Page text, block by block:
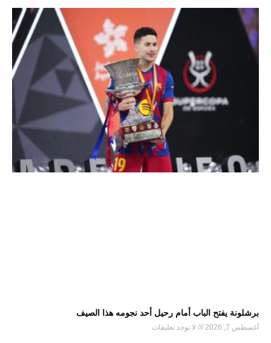
برشلونة يفتح الباب أمام رحيل أحد نجومه هذا الصيف
أغسطس 7, 2026 لا توجد تعليقات